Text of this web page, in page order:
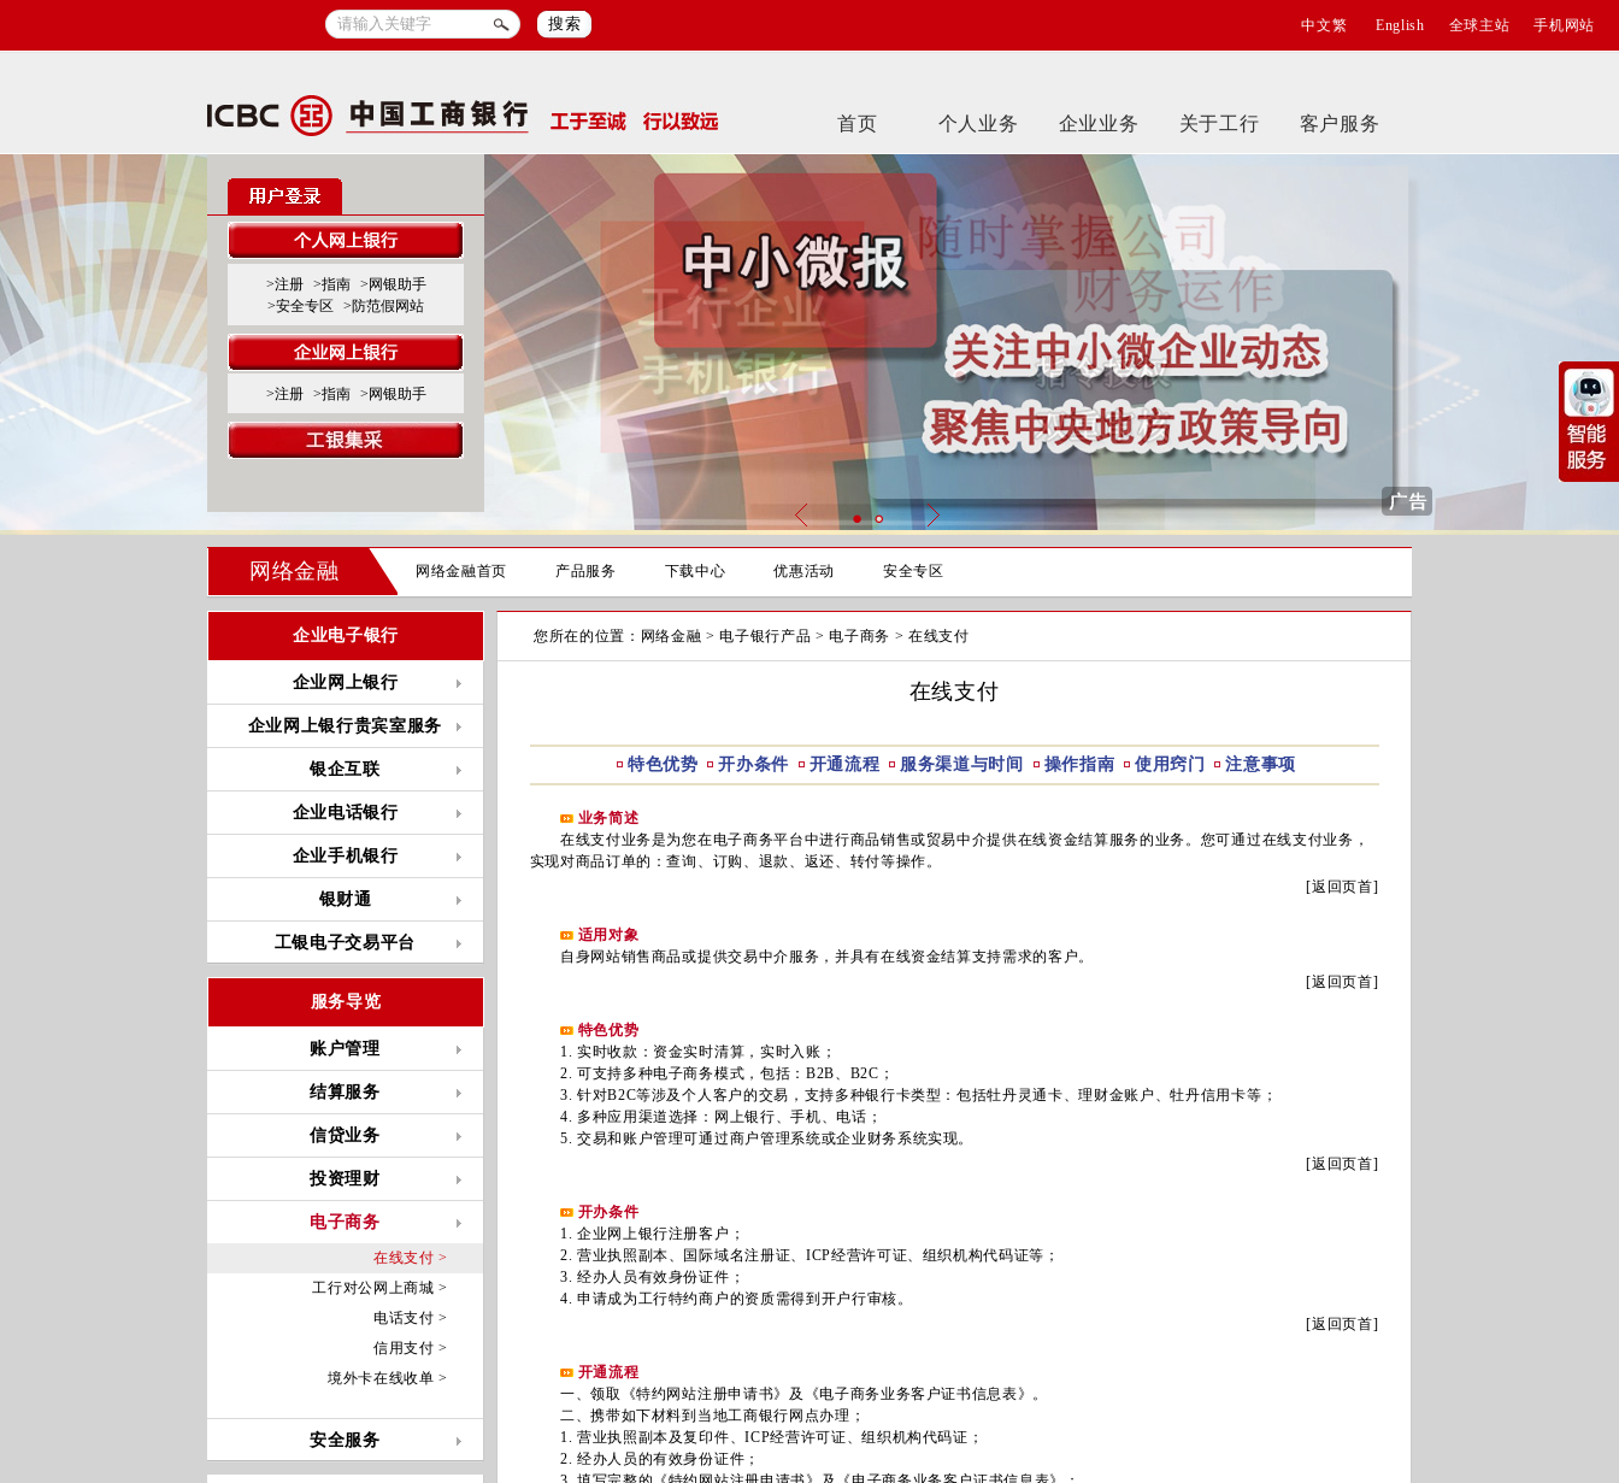
搜索 中文繁 English 全球主站 手机网站
首页 个人业务 企业业务 关于工行 客户服务
>注册 >指南
>网银助手
>安全专区
>防范假网站
>注册 >指南 >网银助手
网络金融 网络金融首页 产品服务 下载中心 优惠活动 安全专区
企业电子银行
企业网上银行
企业网上银行贵宾室服务
银企互联
企业电话银行
企业手机银行
银财通
工银电子交易平台
服务导览
账户管理
结算服务
信贷业务
投资理财
电子商务
在线支付 >
工行对公网上商城 >
电话支付 >
信用支付 >
境外卡在线收单 >
安全服务
您所在的位置： 网络金融 >电子银行产品 >电子商务 >在线支付
在线支付
特色优势 开办条件 开通流程 服务渠道与时间 操作指南 使用窍门 注意事项
业务简述
在线支付业务是为您在电子商务平台中进行商品销售或贸易中介提供在线资金结算服务的业务。您可通过在线支付业务，
实现对商品订单的：查询、订购、退款、返还、转付等操作。
[返回页首]
适用对象
自身网站销售商品或提供交易中介服务，并具有在线资金结算支持需求的客户。
[返回页首]
特色优势
1. 实时收款：资金实时清算，实时入账；
2. 可支持多种电子商务模式，包括：B2B、B2C；
3. 针对B2C等涉及个人客户的交易，支持多种银行卡类型：包括牡丹灵通卡、理财金账户、牡丹信用卡等；
4. 多种应用渠道选择：网上银行、手机、电话；
5. 交易和账户管理可通过商户管理系统或企业财务系统实现。
[返回页首]
开办条件
1. 企业网上银行注册客户；
2. 营业执照副本、国际域名注册证、ICP经营许可证、组织机构代码证等；
3. 经办人员有效身份证件；
4. 申请成为工行特约商户的资质需得到开户行审核。
[返回页首]
开通流程
一、领取《特约网站注册申请书》及《电子商务业务客户证书信息表》。
二、携带如下材料到当地工商银行网点办理；
1. 营业执照副本及复印件、ICP经营许可证、组织机构代码证；
2. 经办人员的有效身份证件；